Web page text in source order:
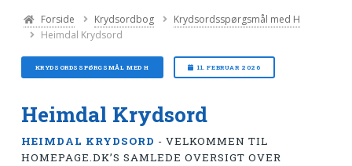
Forside Krydsordbog
Krydsordsspørgsmål med H
Heimdal Krydsord
KRYDSORDSSPØRGSMÅL MED H 11. FEBRUAR 2026
Heimdal Krydsord
HEIMDAL KRYDSORD - VELKOMMEN TIL
HOMEPAGE.DK’S SAMLEDE OVERSIGT OVER